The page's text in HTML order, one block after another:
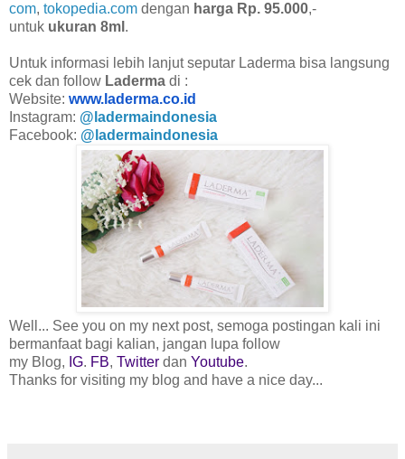
com, tokopedia.com dengan harga Rp. 95.000,-
untuk ukuran 8ml .
Untuk informasi lebih lanjut seputar Laderma bisa langsung
cek dan follow Laderma di :
Website: www.laderma.co.id
Instagram: @ladermaindonesia
Facebook: @ladermaindonesia
Well... See you on my next post, semoga postingan kali ini
bermanfaat bagi kalian, jangan lupa follow
my Blog, IG. FB, Twitter dan Youtube.
Thanks for visiting my blog and have a nice day...